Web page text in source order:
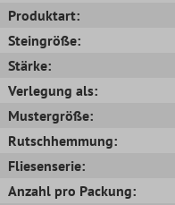
Produktart:
Steingröße:
Stärke:
Verlegung als:
Mustergröße:
Rutschhemmung:
Fliesenserie:
Anzahl pro Packung: